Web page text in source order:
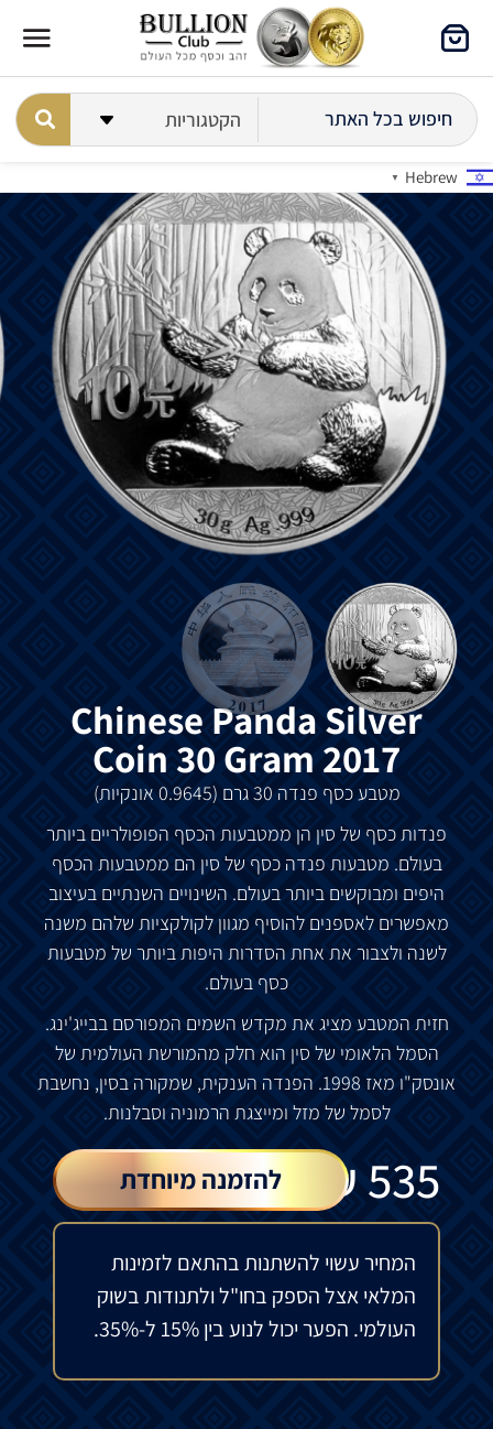
Hebrew
▼
Chinese Panda Silver
Coin 30 Gram 2017
מטבעכסף פנדה גרם (0.9645 אונקיות)
פנדותכסף של סין הן ממטבעות הכסף הפופולריים ביותר
בעולם. מטבעות פנדה כסף של סין הם ממטבעות הכסף
היפים ומבוקשים ביותרבעולם. השינויים השנתיים בעיצוב
מאפשרים לאספנים להוסיף מגוון לקולקציות שלהם משנה
לשנה ולצבור את אחת הסדרות היפותביותר של מטבעות
כסף בעולם.
חזית המטבע מציג את מקדש השמים המפורסם בבייג'ינג.
הסמל הלאומי של סין הוא חלק מהמורשת העולמית של
אונסק"ו מאז הפנדה הענקית, שמקורה בסין, נחשבת
לסמל של מזל ומייצגת הרמוניה וסבלנות.
535
₪ להזמנה מיוחדת
המחיר עשוי להשתנות בהתאם לזמינות
המלאי אצל הספק בחו"ל ולתנודות בשוק
העולמי. הפער יכול לנוע בין 15% ל-35%.